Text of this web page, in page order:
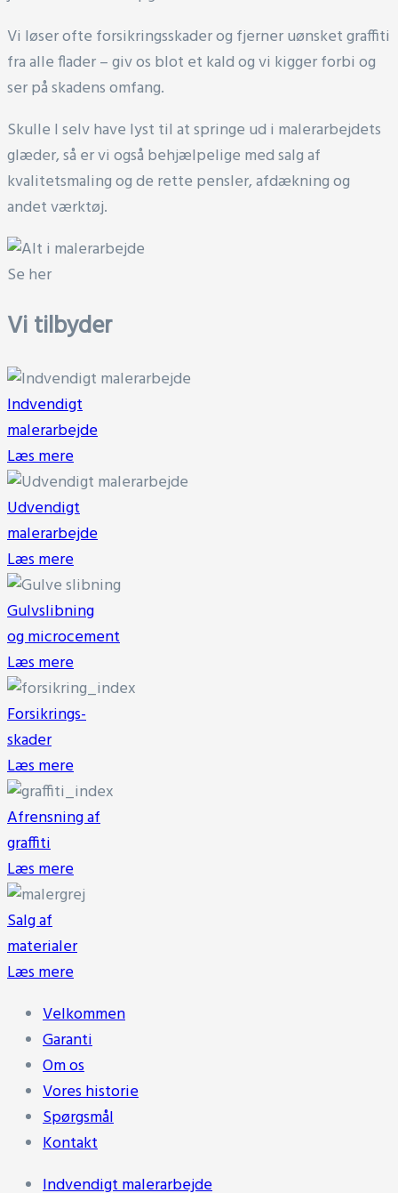
Vi løser ofte forsikringsskader og fjerner uønsket graffiti
fra alle flader – giv os blot et kald og vi kigger forbi og
ser på skadens omfang.
Skulle I selv have lyst til at springe ud i malerarbejdets
glæder, så er vi også behjælpelige med salg af
kvalitetsmaling og de rette pensler, afdækning og
andet værktøj.
Se her
Vi tilbyder
Indvendigt
malerarbejde
Læs mere
Udvendigt
malerarbejde
Læs mere
Gulvslibning
og microcement
Læs mere
Forsikrings-
skader
Læs mere
Afrensning af
graffiti
Læs mere
Salg af
materialer
Læs mere
Velkommen
Garanti
Om os
Vores historie
Spørgsmål
Kontakt
Indvendigt malerarbejde